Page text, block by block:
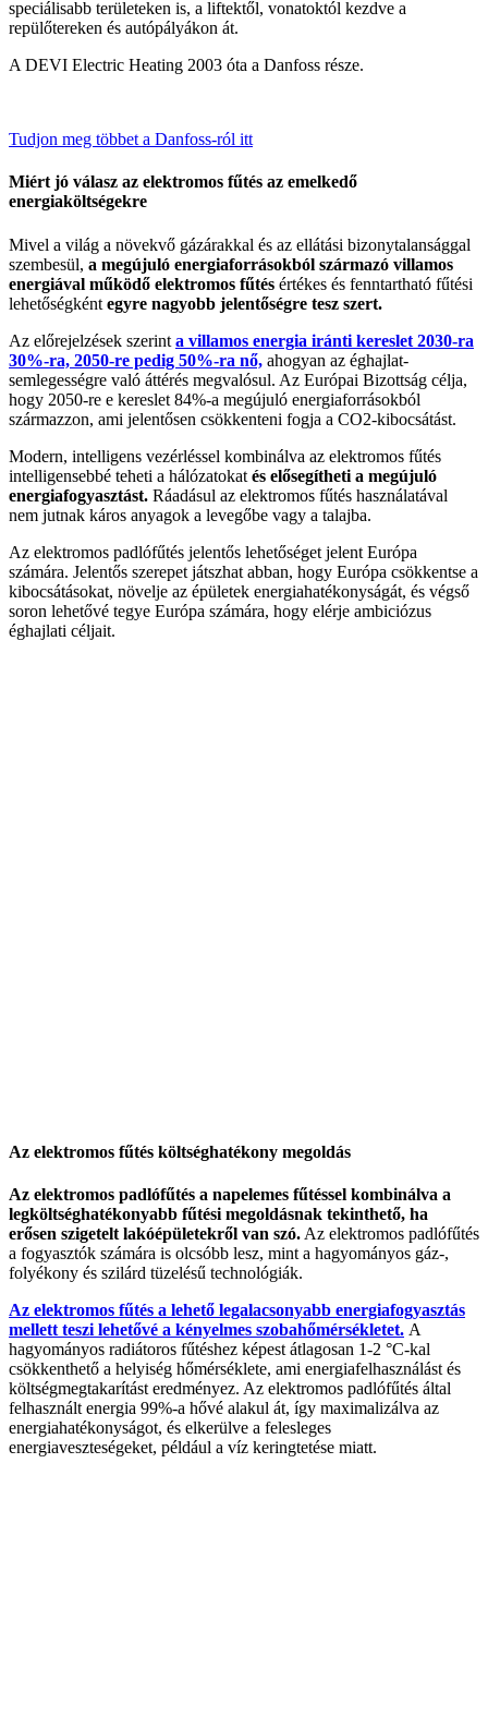
speciálisabb területeken is, a liftektől, vonatoktól kezdve a
repülőtereken és autópályákon át.
A DEVI Electric Heating 2003 óta a Danfoss része.
Tudjon meg többet a Danfoss-ról itt
Miért jó válasz az elektromos fűtés az emelkedő
energiaköltségekre
Mivel a világ a növekvő gázárakkal és az ellátási bizonytalansággal
szembesül, a megújuló energiaforrásokból származó villamos
energiával működő elektromos fűtés értékes és fenntartható fűtési
lehetőségként egyre nagyobb jelentőségre tesz szert.
Az előrejelzések szerint a villamos energia iránti kereslet 2030-ra
30%-ra, 2050-re pedig 50%-ra nő, ahogyan az éghajlat-
semlegességre való áttérés megvalósul. Az Európai Bizottság célja,
hogy 2050-re e kereslet 84%-a megújuló energiaforrásokból
származzon, ami jelentősen csökkenteni fogja a CO2-kibocsátást.
Modern, intelligens vezérléssel kombinálva az elektromos fűtés
intelligensebbé teheti a hálózatokat és elősegítheti a megújuló
energiafogyasztást. Ráadásul az elektromos fűtés használatával
nem jutnak káros anyagok a levegőbe vagy a talajba.
Az elektromos padlófűtés jelentős lehetőséget jelent Európa
számára. Jelentős szerepet játszhat abban, hogy Európa csökkentse a
kibocsátásokat, növelje az épületek energiahatékonyságát, és végső
soron lehetővé tegye Európa számára, hogy elérje ambiciózus
éghajlati céljait.
Az elektromos fűtés költséghatékony megoldás
Az elektromos padlófűtés a napelemes fűtéssel kombinálva a
legköltséghatékonyabb fűtési megoldásnak tekinthető, ha
erősen szigetelt lakóépületekről van szó. Az elektromos padlófűtés
a fogyasztók számára is olcsóbb lesz, mint a hagyományos gáz-,
folyékony és szilárd tüzelésű technológiák.
Az elektromos fűtés a lehető legalacsonyabb energiafogyasztás
mellett teszi lehetővé a kényelmes szobahőmérsékletet. A
hagyományos radiátoros fűtéshez képest átlagosan 1-2 °C-kal
csökkenthető a helyiség hőmérséklete, ami energiafelhasználást és
költségmegtakarítást eredményez. Az elektromos padlófűtés által
felhasznált energia 99%-a hővé alakul át, így maximalizálva az
energiahatékonyságot, és elkerülve a felesleges
energiaveszteségeket, például a víz keringtetése miatt.